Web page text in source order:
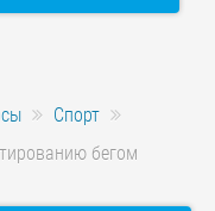
Спорт
бегом